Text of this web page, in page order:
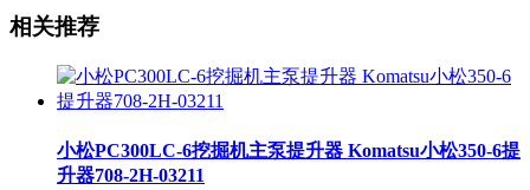
相关推荐
小松PC300LC-6挖掘机主泵提升器 Komatsu小松350-6提
升器708-2H-03211